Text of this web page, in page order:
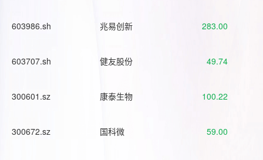
603986.sh 兆易创新 283.00
603707.sh 健友股份 49.74
300601.sz 康泰生物 100.22
300672.sz 国科微 59.00